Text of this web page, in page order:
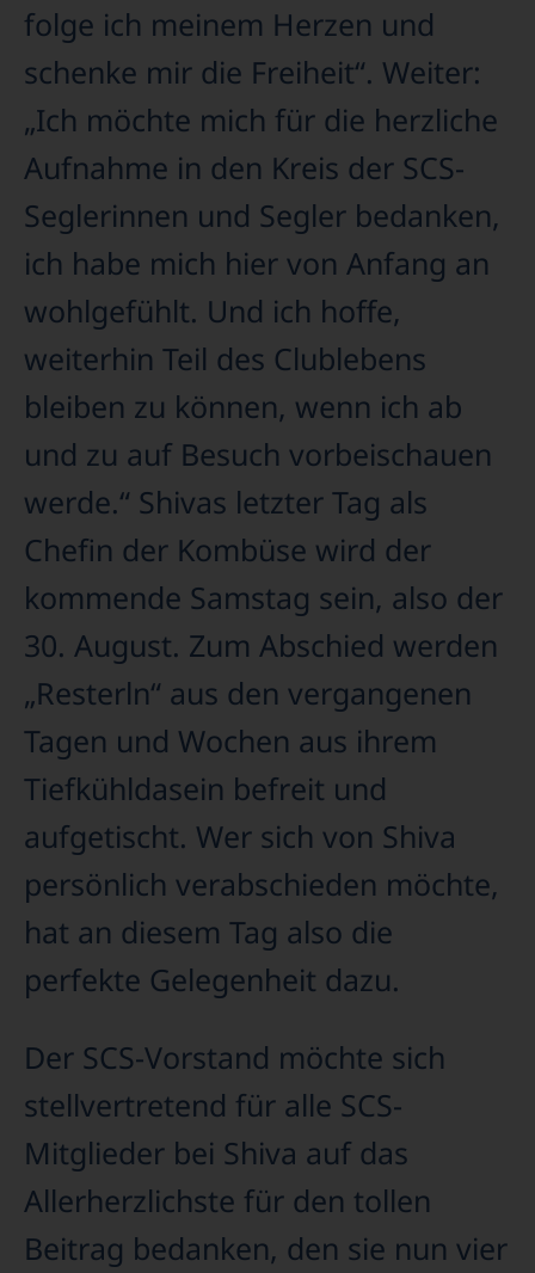
folge ich meinem Herzen und
schenke mir die Freiheit“. Weiter:
„Ich möchte mich für die herzliche
Aufnahme in den Kreis der SCS-
Seglerinnen und Segler bedanken,
ich habe mich hier von Anfang an
wohlgefühlt. Und ich hoffe,
weiterhin Teil des Clublebens
bleiben zu können, wenn ich ab
und zu auf Besuch vorbeischauen
werde.“ Shivas letzter Tag als
Chefin der Kombüse wird der
kommende Samstag sein, also der
30. August. Zum Abschied werden
„Resterln“ aus den vergangenen
Tagen und Wochen aus ihrem
Tiefkühldasein befreit und
aufgetischt. Wer sich von Shiva
persönlich verabschieden möchte,
hat an diesem Tag also die
perfekte Gelegenheit dazu.
Der SCS-Vorstand möchte sich
stellvertretend für alle SCS-
Mitglieder bei Shiva auf das
Allerherzlichste für den tollen
Beitrag bedanken, den sie nun vier